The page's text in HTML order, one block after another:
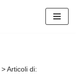
>Articoli di: